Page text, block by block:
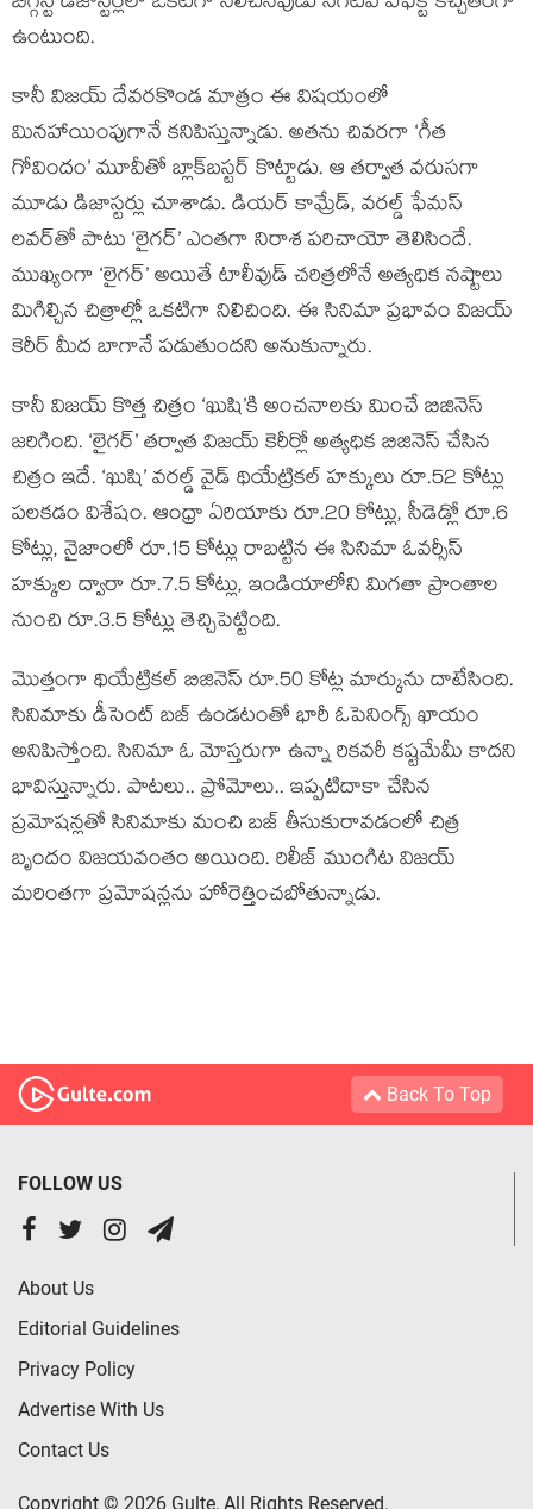
ఉంటుంది.
కానీ విజయ్ దేవరకొండ మాత్రం ఈ విషయంలో
మినహాయింపుగానే కనిపిస్తున్నాడు. అతను చివరగా ‘గీత
గోవిందం’ మూవీతో బ్లాక్‌బస్టర్ కొట్టాడు. ఆ తర్వాత వరుసగా
మూడు డిజాస్టర్లు చూశాడు. డియర్ కామ్రేడ్, వరల్డ్ ఫేమస్
లవర్‌తో పాటు ‘లైగర్’ ఎంతగా నిరాశ పరిచాయో తెలిసిందే.
ముఖ్యంగా ‘లైగర్’ అయితే టాలీవుడ్ చరిత్రలోనే అత్యధిక నష్టాలు
మిగిల్చిన చిత్రాల్లో ఒకటిగా నిలిచింది. ఈ సినిమా ప్రభావం విజయ్
కెరీర్ మీద బాగానే పడుతుందని అనుకున్నారు.
కానీ విజయ్ కొత్త చిత్రం ‘ఖుషి’కి అంచనాలకు మించే బిజినెస్
జరిగింది. ‘లైగర్’ తర్వాత విజయ్‌ కెరీర్లో అత్యధిక బిజినెస్ చేసిన
చిత్రం ఇదే. ‘ఖుషి’ వరల్డ్ వైడ్ థియేట్రికల్ హక్కులు రూ.52 కోట్లు
పలకడం విశేషం. ఆంధ్రా ఏరియాకు రూ.20 కోట్లు, సీడెడ్లో రూ.6
కోట్లు, నైజాంలో రూ.15 కోట్లు రాబట్టిన ఈ సినిమా ఓవర్సీస్
హక్కుల ద్వారా రూ.7.5 కోట్లు, ఇండియాలోని మిగతా ప్రాంతాల
నుంచి రూ.3.5 కోట్లు తెచ్చిపెట్టింది.
మొత్తంగా థియేట్రికల్ బిజినెస్ రూ.50 కోట్ల మార్కును దాటేసింది.
సినిమాకు డీసెంట్ బజ్ ఉండటంతో భారీ ఓపెనింగ్స్ ఖాయం
అనిపిస్తోంది. సినిమా ఓ మోస్తరుగా ఉన్నా రికవరీ కష్టమేమీ కాదని
భావిస్తున్నారు. పాటలు.. ప్రోమోలు.. ఇప్పటిదాకా చేసిన
ప్రమోషన్లతో సినిమాకు మంచి బజ్ తీసుకురావడంలో చిత్ర
బృందం విజయవంతం అయింది. రిలీజ్ ముంగిట విజయ్
మరింతగా ప్రమోషన్లను హోరెత్తించబోతున్నాడు.
Back To Top
FOLLOW US
About Us
Editorial Guidelines
Privacy Policy
Advertise With Us
Contact Us
Copyright © 2026 Gulte, All Rights Reserved.